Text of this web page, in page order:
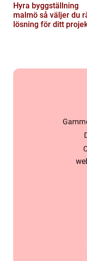
Hyra byggställning
malmö så väljer du rätt
lösning för ditt